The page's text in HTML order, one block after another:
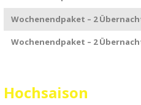
Wochenendpaket – 2
Wochenendpaket – 2
Hochsaison